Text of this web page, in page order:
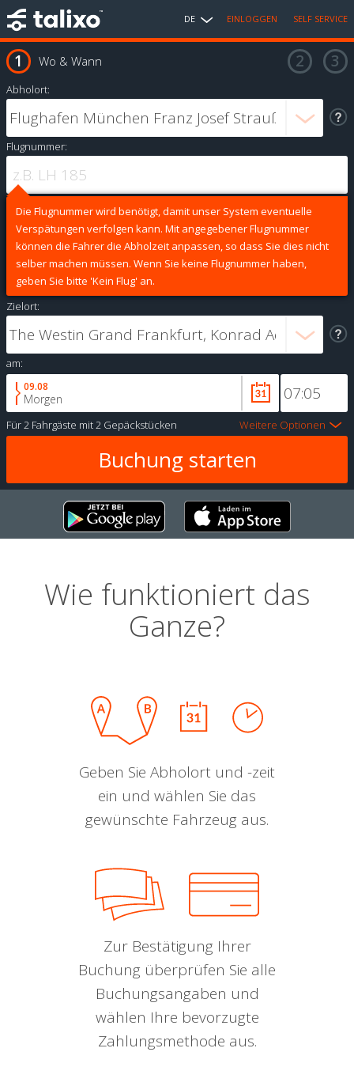
DE EINLOGGEN SELF SERVICE
Wo & Wann
Abholort:
Flugnummer:
Die Flugnummer wird benötigt, damit unser System eventuelle
Verspätungen verfolgen kann. Mit angegebener Flugnummer
können die Fahrer die Abholzeit anpassen, so dass Sie dies nicht
selber machen müssen. Wenn Sie keine Flugnummer haben,
geben Sie bitte 'Kein Flug' an.
Zielort:
am:
09.08
Morgen
Für2 Fahrgäste mit2 Gepäckstücken Weitere Optionen
Wie funktioniert das
Ganze?
Geben Sie Abholort und -zeit
ein und wählen Sie das
gewünschte Fahrzeug aus.
Zur Bestätigung Ihrer
Buchung überprüfen Sie alle
Buchungsangaben und
wählen Ihre bevorzugte
Zahlungsmethode aus.